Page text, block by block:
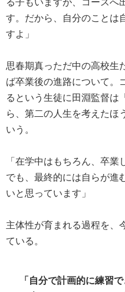
す。だから、自分のことは
すよ」
思春期真っただ中の高校生
ば卒業後の進路について。
るという生徒に田淵監督は
ら、第二の人生を考えたほ
いう。
「在学中はもちろん、卒業
でも、最終的には自らが進
いと思っています」
主体性が育まれる過程を、
ている。
「自分で計画的に練習